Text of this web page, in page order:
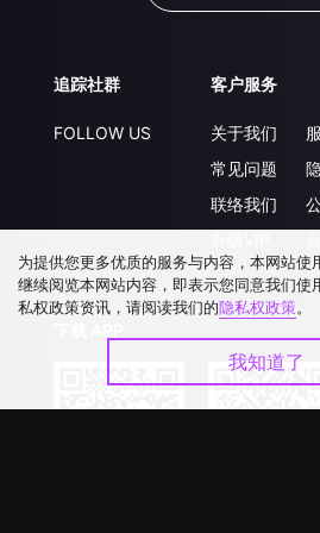
追踪社群
FOLLOW US
客户服务
关于我们
常见问题
联络我们
为提供您更多优质的服务与内容，本网站
继续阅览本网站内容，即表示您同意我们
私权政策资讯，请阅读我们的隐私权政策。
我知道了